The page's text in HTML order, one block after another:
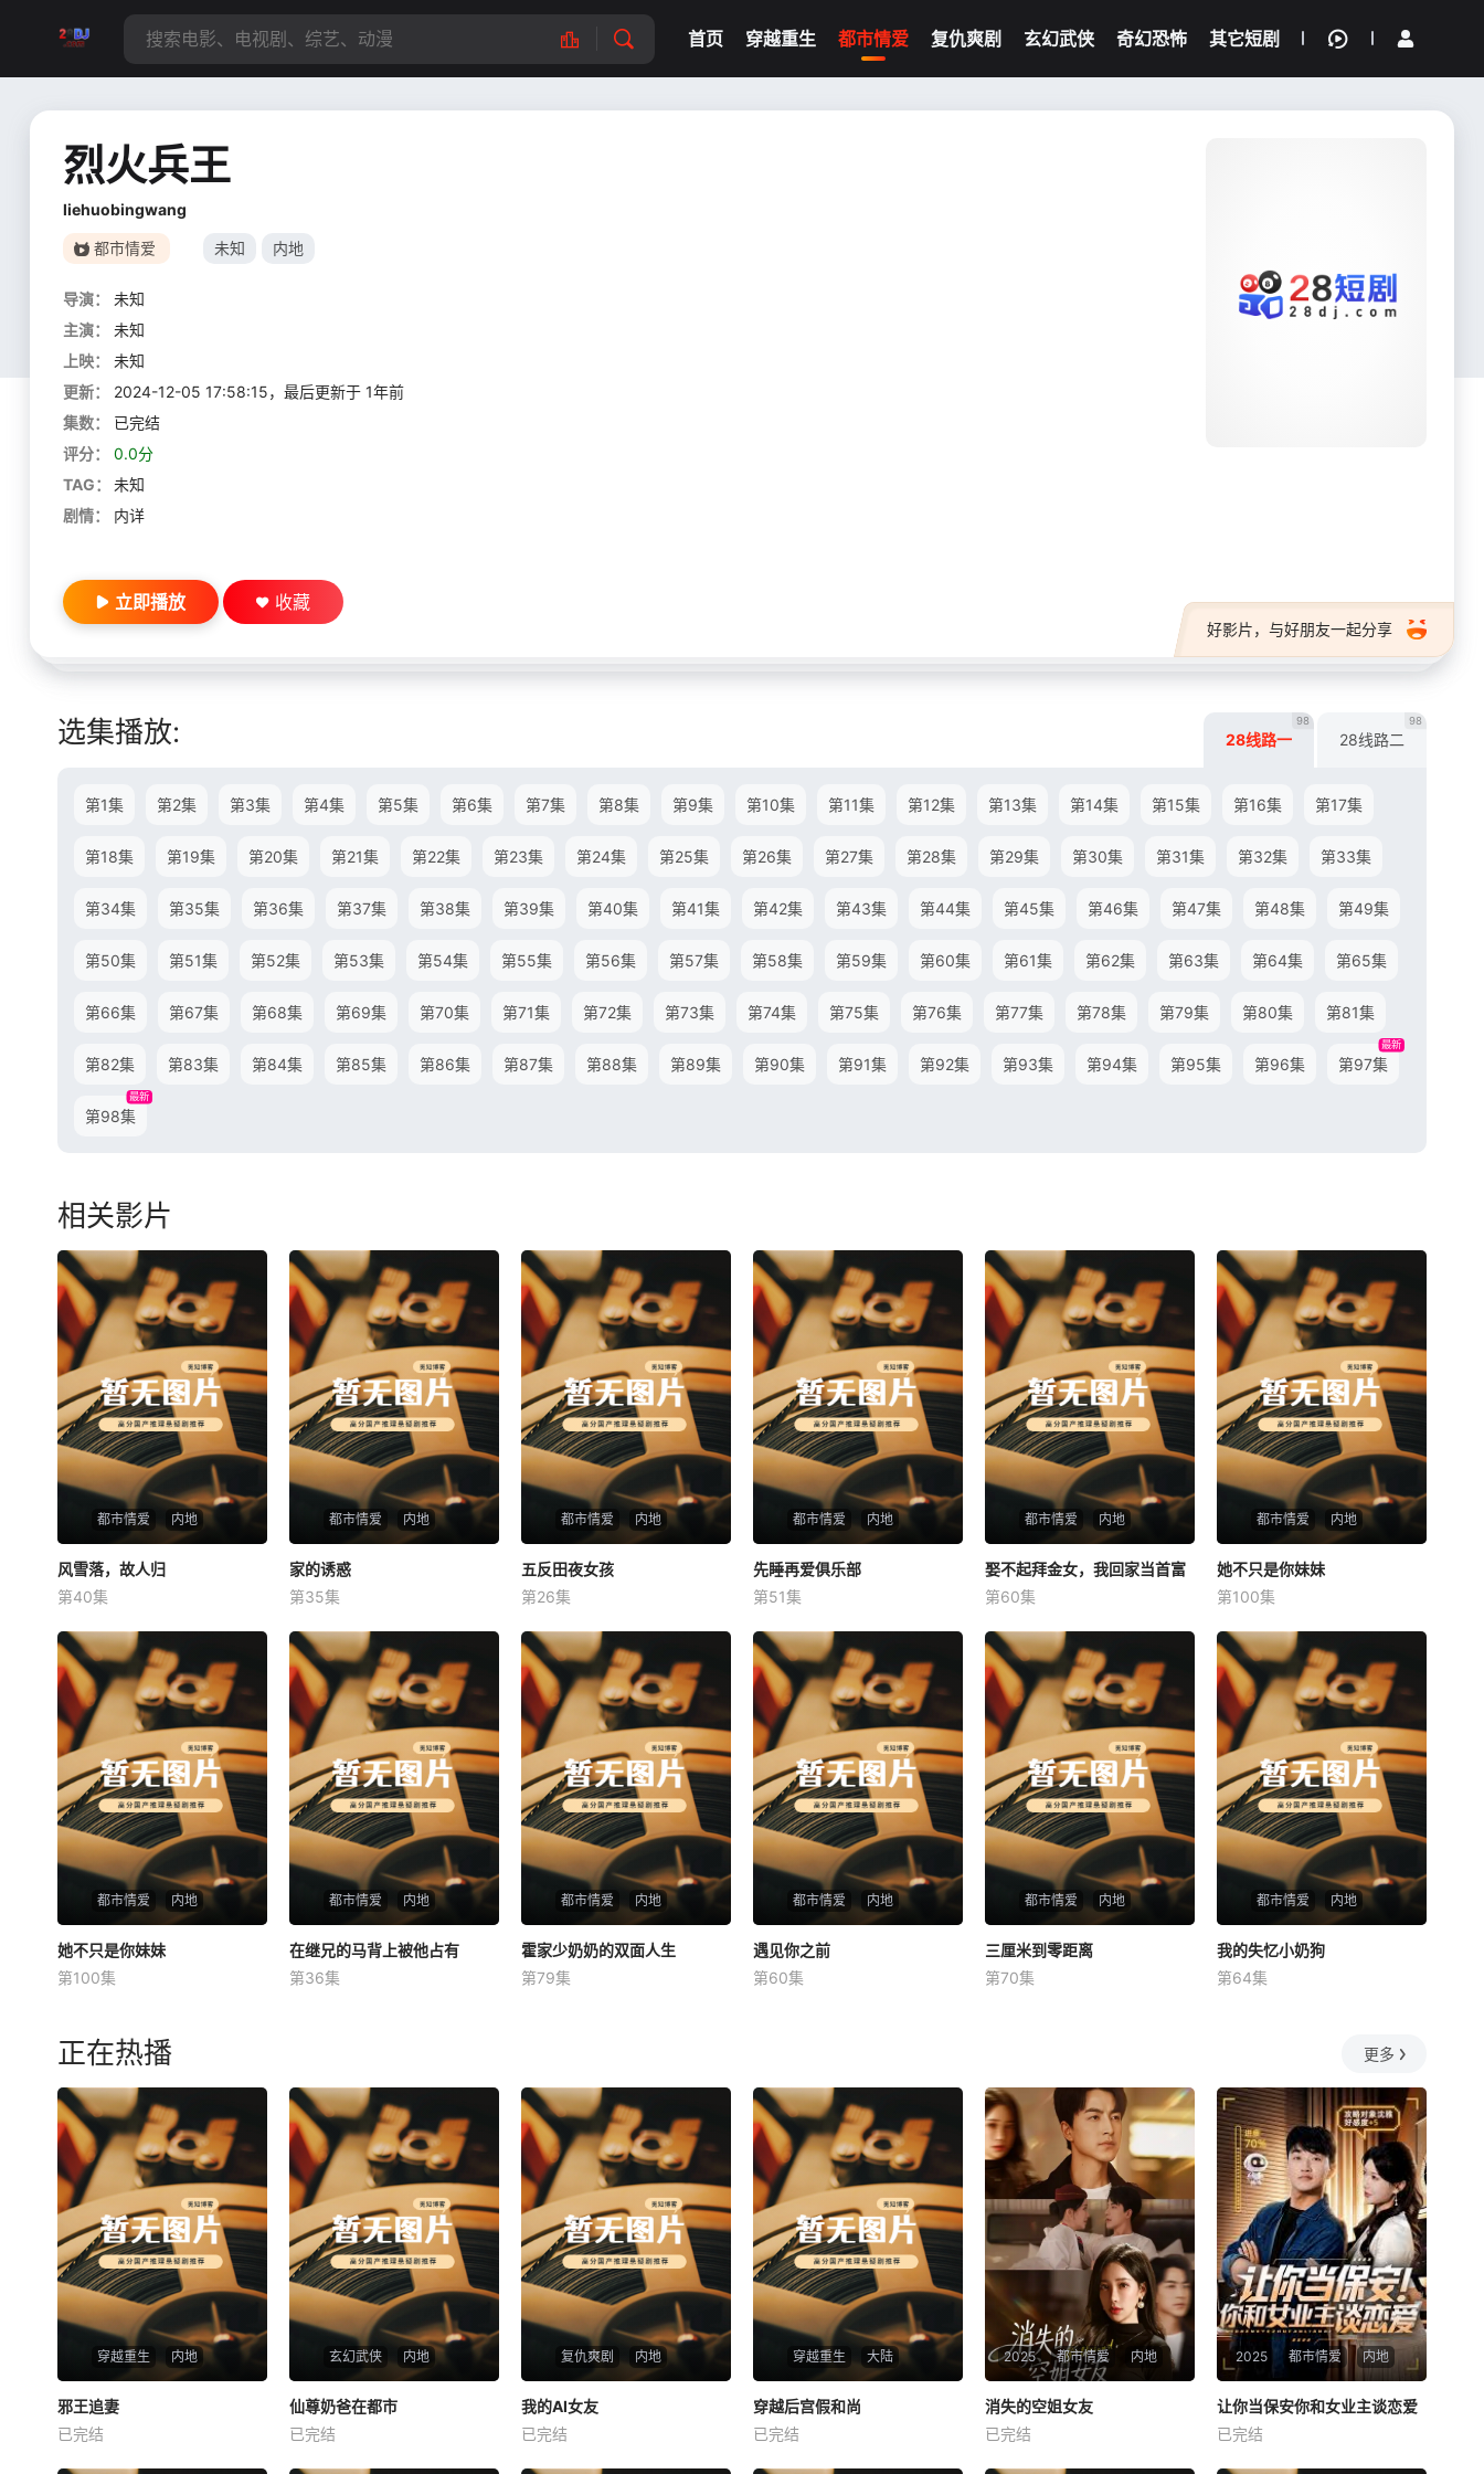
首页 穿越重生 都市情爱 复仇爽剧 玄幻武侠 奇幻恐怖 其它短剧
我的观影记录
烈火兵王
liehuobingwang
都市情爱 未知 内地
导演：
未知
主演：
未知
上映：
未知
更新：
2024-12-05 17:58:15，最后更新于 1年前
集数：
已完结
评分：
0.0分
TAG：
未知
剧情：
内详
好影片，与好朋友一起分享
立即播放 收藏
选集播放: 28线路一
98
28线路二
98
第1集 第2集 第3集 第4集 第5集 第6集 第7集 第8集 第9集 第10集 第11集 第12集 第13集 第14集 第15集 第16集 第17集
第18集 第19集 第20集 第21集 第22集 第23集 第24集 第25集 第26集 第27集 第28集 第29集 第30集 第31集 第32集 第33集
第34集 第35集 第36集 第37集 第38集 第39集 第40集 第41集 第42集 第43集 第44集 第45集 第46集 第47集 第48集 第49集
第50集 第51集 第52集 第53集 第54集 第55集 第56集 第57集 第58集 第59集 第60集 第61集 第62集 第63集 第64集 第65集
第66集 第67集 第68集 第69集 第70集 第71集 第72集 第73集 第74集 第75集 第76集 第77集 第78集 第79集 第80集 第81集
第82集 第83集 第84集 第85集 第86集 第87集 第88集 第89集 第90集 第91集 第92集 第93集 第94集 第95集 第96集 第97集
最新
第98集
最新
相关影片
都市情爱 内地
风雪落，故人归
未知
风雪落，故人归
第40集
都市情爱 内地
家的诱惑
未知
家的诱惑
第35集
都市情爱 内地
五反田夜女孩
未知
五反田夜女孩
第26集
都市情爱 内地
先睡再爱俱乐部
未知
先睡再爱俱乐部
第51集
都市情爱 内地
娶不起拜金女，我回家当首富
未知
娶不起拜金女，我回家当首富
第60集
都市情爱 内地
她不只是你妹妹
未知
她不只是你妹妹
第100集
都市情爱 内地
她不只是你妹妹
未知
她不只是你妹妹
第100集
都市情爱 内地
未知
在继兄的马背上被他占有
第36集
都市情爱 内地
霍家少奶奶的双面人生
未知
霍家少奶奶的双面人生
第79集
都市情爱 内地
遇见你之前
未知
遇见你之前
第60集
都市情爱 内地
三厘米到零距离
未知
三厘米到零距离
第70集
都市情爱 内地
我的失忆小奶狗
未知
我的失忆小奶狗
第64集
正在热播 更多
穿越重生 内地
邪王追妻
未知
邪王追妻
已完结
玄幻武侠 内地
仙尊奶爸在都市
未知
仙尊奶爸在都市
已完结
复仇爽剧 内地
我的AI女友
未知
我的AI女友
已完结
穿越重生 大陆
穿越后宫假和尚
未知
穿越后宫假和尚
已完结
2025 都市情爱 内地
消失的空姐女友
未知
消失的空姐女友
已完结
2025 都市情爱 内地
未知
让你当保安你和女业主谈恋爱
已完结